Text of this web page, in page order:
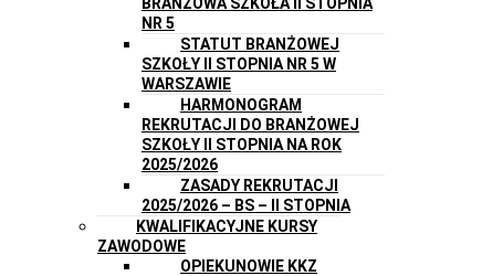
NR 5
STATUT BRANŻOWEJ
SZKOŁY II STOPNIA NR 5 W
WARSZAWIE
HARMONOGRAM
REKRUTACJI DO BRANŻOWEJ
SZKOŁY II STOPNIA NA ROK
2025/2026
ZASADY REKRUTACJI
2025/2026 – BS – II STOPNIA
KWALIFIKACYJNE KURSY
ZAWODOWE
OPIEKUNOWIE KKZ